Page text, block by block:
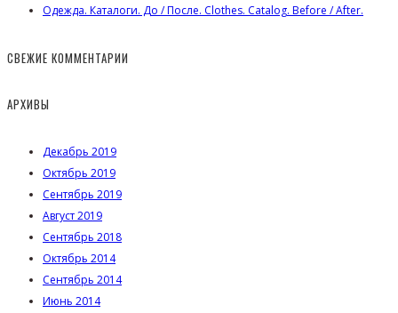
Одежда. Каталоги. До / После. Clothes. Catalog. Before / After.
СВЕЖИЕ КОММЕНТАРИИ
АРХИВЫ
Декабрь 2019
Октябрь 2019
Сентябрь 2019
Август 2019
Сентябрь 2018
Октябрь 2014
Сентябрь 2014
Июнь 2014